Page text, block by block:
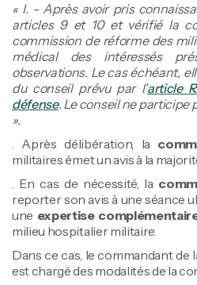
« I. - Après avoir pris
articles 9 et 10 et vérifié la
commission de réforme des
médical des intéressés
observations. Le cas échéant,
du conseil prévu par l'article
défense. Le conseil ne participe
».
. Après délibération, la
militaires émet un avis à la
. En cas de nécessité, la
reporter son avis à une séance
une expertise
milieu hospitalier militaire.
Dans ce cas, le commandant
est chargé des modalités de la